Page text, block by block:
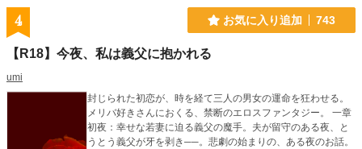
4 お気に入り追加 743
【R18】今夜、私は義父に抱かれる
umi
封じられた初恋が、時を経て三人の男女の運命を狂わせる。
メリバ好きさんにおくる、禁断のエロスファンタジー。 一章
初夜：幸せな若妻に迫る義父の魔手。夫が留守のある夜、と
うとう義父が牙を剥き──。悲劇の始まりの、ある夜のお話。